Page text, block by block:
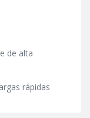
de alta
rápidas